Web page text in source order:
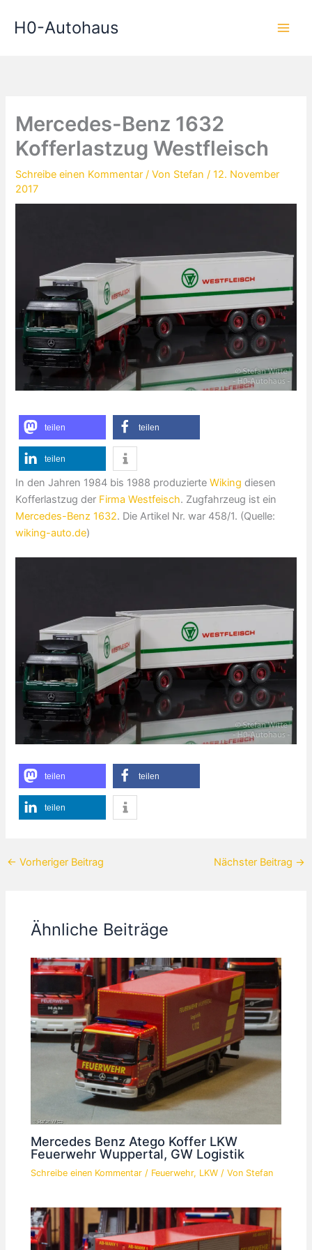
InhaltH0-Autohaus
Mercedes-Benz 1632
Kofferlastzug Westfleisch
Schreibe einen Kommentar / Von Stefan/12. November
2017
teilen teilen
teilen
In den Jahren 1984 bis 1988 produzierteWiking diesen
Kofferlastzug der Firma Westfeisch. Zugfahrzeug ist ein
Mercedes-Benz 1632. Die Artikel Nr. war 458/1. (Quelle:
wiking-auto.de)
teilen teilen
teilen
← Vorheriger Beitrag Nächster Beitrag →
Ähnliche Beiträge
Mercedes Benz Atego Koffer LKW
Feuerwehr Wuppertal, GW Logistik
Schreibe einen Kommentar / Feuerwehr, LKW / Von Stefan